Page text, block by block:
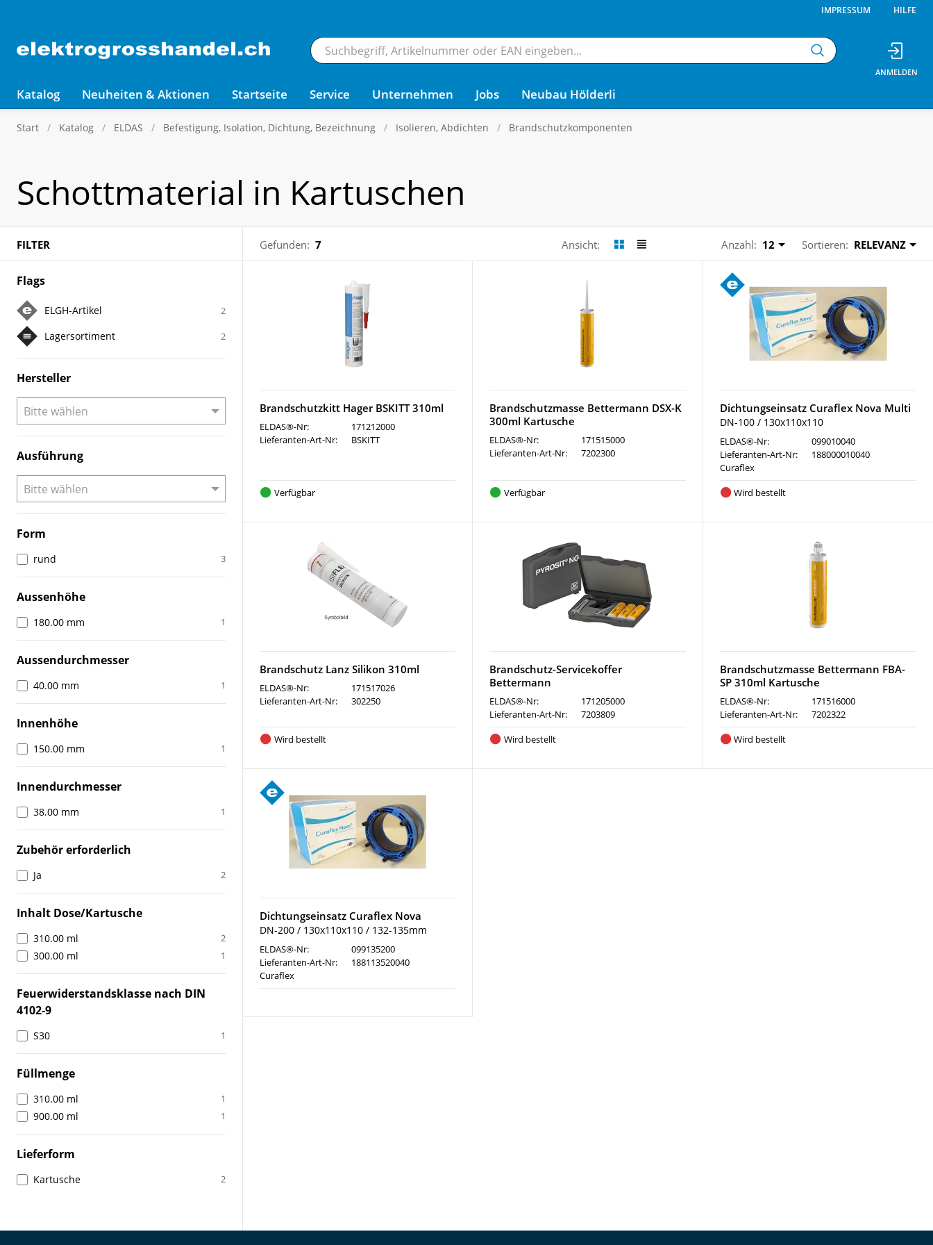
IMPRESSUM HILFE
Katalog Neuheiten & Aktionen Startseite Service Unternehmen Jobs Neubau Hölderli
Start Katalog ELDAS Befestigung, Isolation, Dichtung, Bezeichnung Isolieren, Abdichten Brandschutzkomponenten
Schottmaterial in Kartuschen
FILTER Gefunden: 7 Ansicht: Anzahl: 12 Sortieren: RELEVANZ
Flags
ELGH-Artikel 2
Lagersortiment 2
Hersteller
Ausführung
Form
rund 3
Aussenhöhe
180.00 mm 1
Aussendurchmesser
40.00 mm 1
Innenhöhe
150.00 mm 1
Innendurchmesser
38.00 mm 1
Zubehör erforderlich
Ja 2
Inhalt Dose/Kartusche
310.00 ml 2
300.00 ml 1
Feuerwiderstandsklasse nach DIN
4102-9
S30 1
Füllmenge
310.00 ml 1
900.00 ml 1
Lieferform
Kartusche 2
Brandschutzkitt Hager BSKITT 310ml
ELDAS®-Nr:
171212000
Lieferanten-Art-Nr:
BSKITT
Verfügbar
Brandschutzmasse Bettermann DSX-K
300ml Kartusche
ELDAS®-Nr:
171515000
Lieferanten-Art-Nr:
7202300
Verfügbar
Dichtungseinsatz Curaflex Nova Multi
DN-100 / 130x110x110
ELDAS®-Nr:
099010040
Lieferanten-Art-Nr:
188000010040
Curaflex
Wird bestellt
Brandschutz Lanz Silikon 310ml
ELDAS®-Nr:
171517026
Lieferanten-Art-Nr:
302250
Wird bestellt
Brandschutz-Servicekoffer
Bettermann
ELDAS®-Nr:
171205000
Lieferanten-Art-Nr:
7203809
Wird bestellt
Brandschutzmasse Bettermann FBA-
SP 310ml Kartusche
ELDAS®-Nr:
171516000
Lieferanten-Art-Nr:
7202322
Wird bestellt
Dichtungseinsatz Curaflex Nova
DN-200 / 130x110x110 / 132-135mm
ELDAS®-Nr:
099135200
Lieferanten-Art-Nr:
188113520040
Curaflex